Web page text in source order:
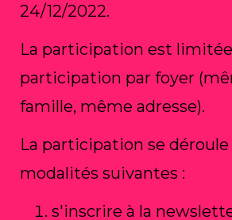
24/12/2022.
La participation est
participation par foyer
famille, même adresse).
La participation se déroule
modalités suivantes :
s'inscrire à la